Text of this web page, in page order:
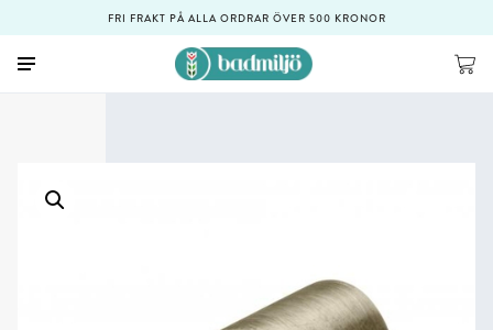
FRI FRAKT PÅ ALLA ORDRAR ÖVER 500 KRONOR